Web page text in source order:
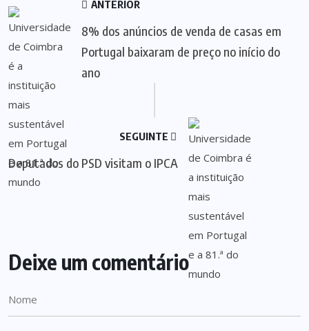
ANTERIOR
8% dos anúncios de venda de casas em
Portugal baixaram de preço no início do
ano
SEGUINTE
Deputados do PSD visitam o IPCA
Deixe um comentário